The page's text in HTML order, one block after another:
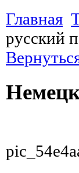
Главная
русский